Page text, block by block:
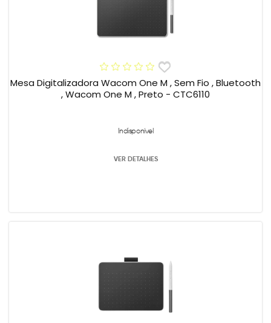
Mesa Digitalizadora Wacom One M , Sem Fio , Bluetooth
, Wacom One M , Preto - CTC6110
Indisponível
VER DETALHES